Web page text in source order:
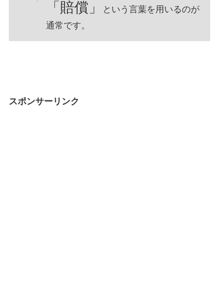
「賠償」
という言葉を用いるのが
通常です。
スポンサーリンク